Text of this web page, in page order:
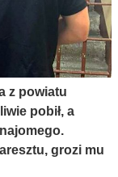
z powiatu
pobił, a
grozi mu